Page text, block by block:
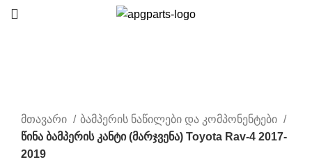
მთავარი
ბამპერის ნაწილები და კომპონენტები
წინა ბამპერის კანტი (მარჯვენა) Toyota Rav-4 2017-
2019